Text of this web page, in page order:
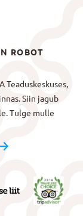
ROBOT
Teaduskeskuses,
Siin jagub
Tulge mulle